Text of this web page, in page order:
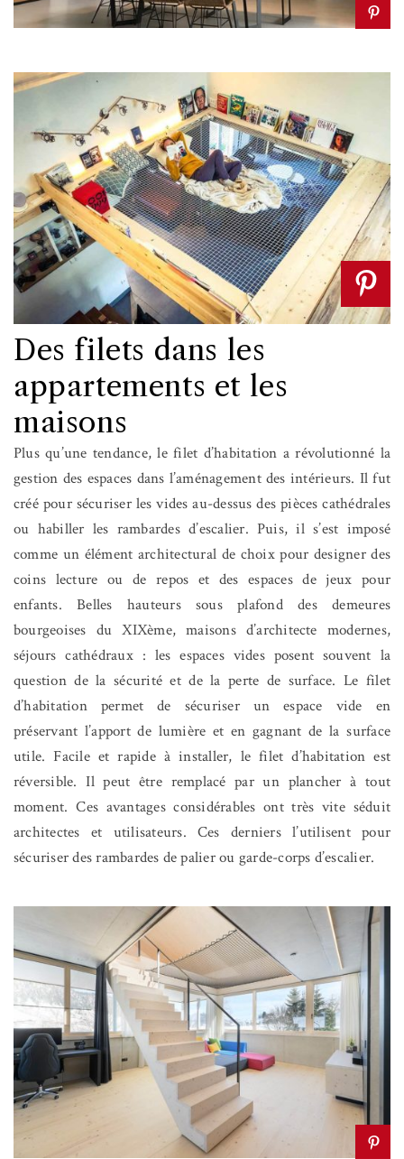
Des filets dans les
appartements et les
maisons
Plus qu’une tendance, le filet d’habitation a révolutionné la
gestion des espaces dans l’aménagement des intérieurs. Il fut
créé pour sécuriser les vides au-dessus des pièces cathédrales
ou habiller les rambardes d’escalier. Puis, il s’est imposé
comme un élément architectural de choix pour designer des
coins lecture ou de repos et des espaces de jeux pour
enfants. Belles hauteurs sous plafond des demeures
bourgeoises du XIXème, maisons d’architecte modernes,
séjours cathédraux : les espaces vides posent souvent la
question de la sécurité et de la perte de surface. Le filet
d’habitation permet de sécuriser un espace vide en
préservant l’apport de lumière et en gagnant de la surface
utile. Facile et rapide à installer, le filet d’habitation est
réversible. Il peut être remplacé par un plancher à tout
moment. Ces avantages considérables ont très vite séduit
architectes et utilisateurs. Ces derniers l’utilisent pour
sécuriser des rambardes de palier ou garde-corps d’escalier.